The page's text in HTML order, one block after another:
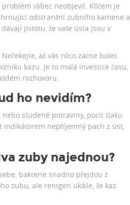
vůbec neobjevil. Klíčem je
odstranění zubního kamene a
jistotu, že vaše ústa jsou v
až vás něco začne bolet.
kazu. Je to malá investice času,
rozhovoru.
ho nevidím?
studené potraviny, pocit tlaku
indikátorem nepříjemný pach z úst,
zuby najednou?
bakterie snadno přejdou z
zubu, ale rentgen ukáže, že kaz